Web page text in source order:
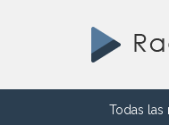
Todas las